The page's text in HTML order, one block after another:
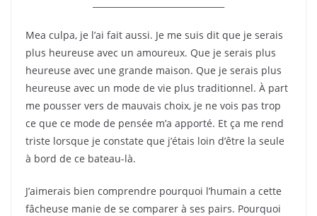
Mea culpa, je l’ai fait aussi. Je me suis dit que je serais
plus heureuse avec un amoureux. Que je serais plus
heureuse avec une grande maison. Que je serais plus
heureuse avec un mode de vie plus traditionnel. À part
me pousser vers de mauvais choix, je ne vois pas trop
ce que ce mode de pensée m’a apporté. Et ça me rend
triste lorsque je constate que j’étais loin d’être la seule
à bord de ce bateau-là.
J’aimerais bien comprendre pourquoi l’humain a cette
fâcheuse manie de se comparer à ses pairs. Pourquoi